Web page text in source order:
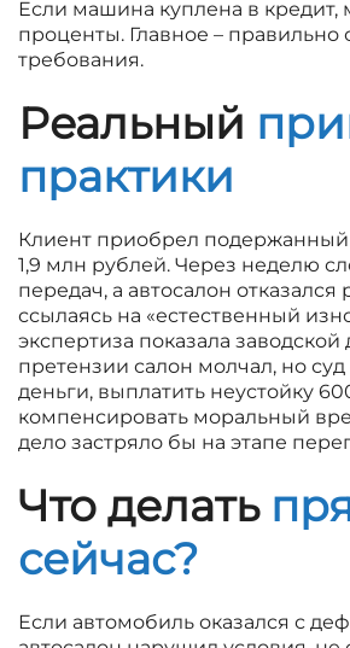
Если машина куплена в кредит,
проценты. Главное – правильно
требования.
Реальный
практики
Клиент приобрел подержанный
1,9 млн рублей. Через неделю
передач, а автосалон отказался
ссылаясь на «естественный
экспертиза показала заводской
претензии салон молчал, но
деньги, выплатить неустойку
компенсировать моральный
дело застряло бы на этапе
Что делать
сейчас?
Если автомобиль оказался с